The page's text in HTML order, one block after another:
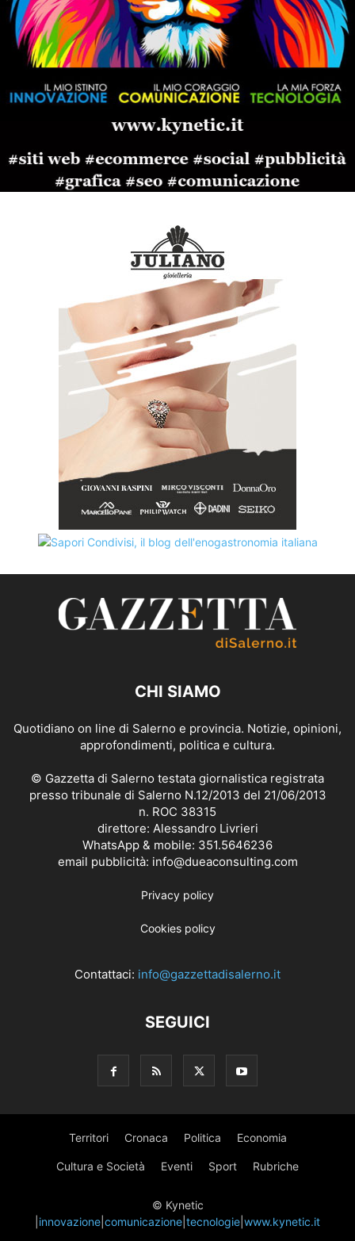
CHI SIAMO
Quotidiano on line di Salerno e provincia. Notizie, opinioni,
approfondimenti, politica e cultura.
© Gazzetta di Salerno testata giornalistica registrata
presso tribunale di Salerno N.12/2013 del 21/06/2013
n. ROC 38315
direttore: Alessandro Livrieri
WhatsApp & mobile: 351.5646236
email pubblicità: info@dueaconsulting.com
Privacy policy
Cookies policy
Contattaci: info@gazzettadisalerno.it
SEGUICI
Territori Cronaca Politica Economia
Cultura e Società Eventi Sport Rubriche
© Kynetic
innovazione comunicazione tecnologie www.kynetic.it